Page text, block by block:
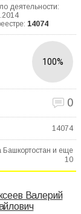
деятельности:
14074
100%
0
14074
Башкортостан и еще
10
Валерий